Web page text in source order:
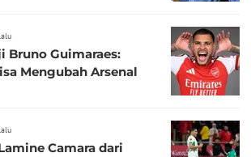
Bruno Guimaraes:
Mengubah Arsenal
Camara dari